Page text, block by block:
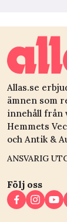
Allas.se
ämnen som
innehåll från
Hemmets
och Antik &
ANSVARIG
Följ oss